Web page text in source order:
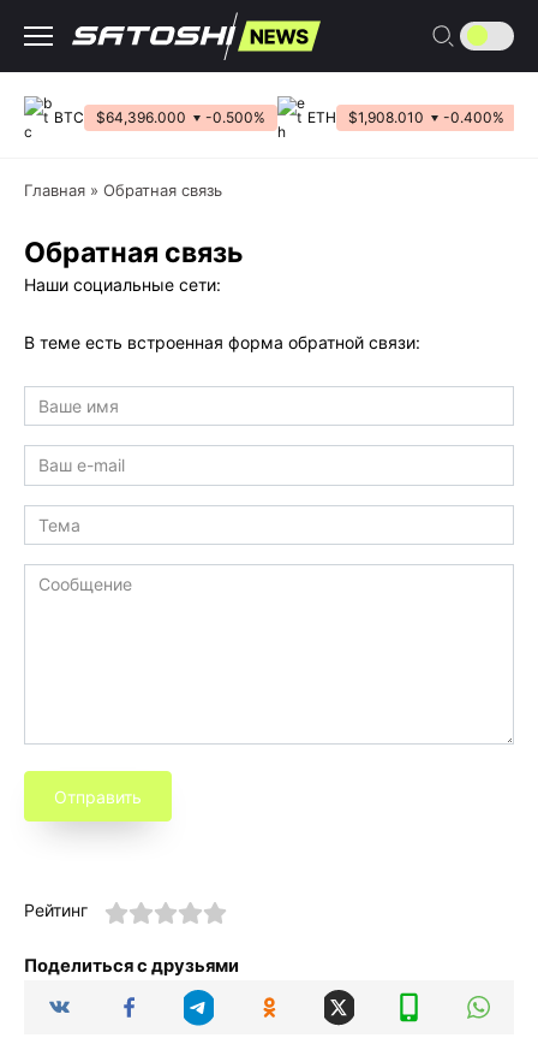
содержанию
BTC $64,396.000 -0.500% ETH $1,908.010 -0.400%
Главная » Обратная связь
Обратная связь
Наши социальные сети:
В теме есть встроенная форма обратной связи:
Отправить
Рейтинг
Поделиться с друзьями